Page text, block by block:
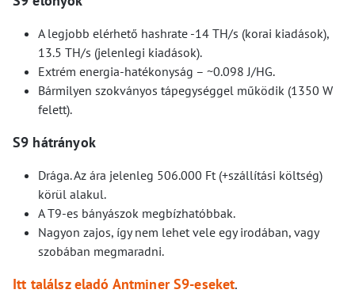
A legjobb elérhető hashrate -14 TH/s (korai kiadások),
13.5 TH/s (jelenlegi kiadások).
Extrém energia-hatékonyság – ~0.098 J/HG.
Bármilyen szokványos tápegységgel működik (1350 W
felett).
S9 hátrányok
Drága. Az ára jelenleg 506.000 Ft (+szállítási költség)
körül alakul.
A T9-es bányászok megbízhatóbbak.
Nagyon zajos, így nem lehet vele egy irodában, vagy
szobában megmaradni.
Itt találsz eladó Antminer S9-eseket.